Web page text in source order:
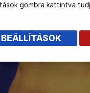
gombra kattintva
BEÁLLÍTÁSOK